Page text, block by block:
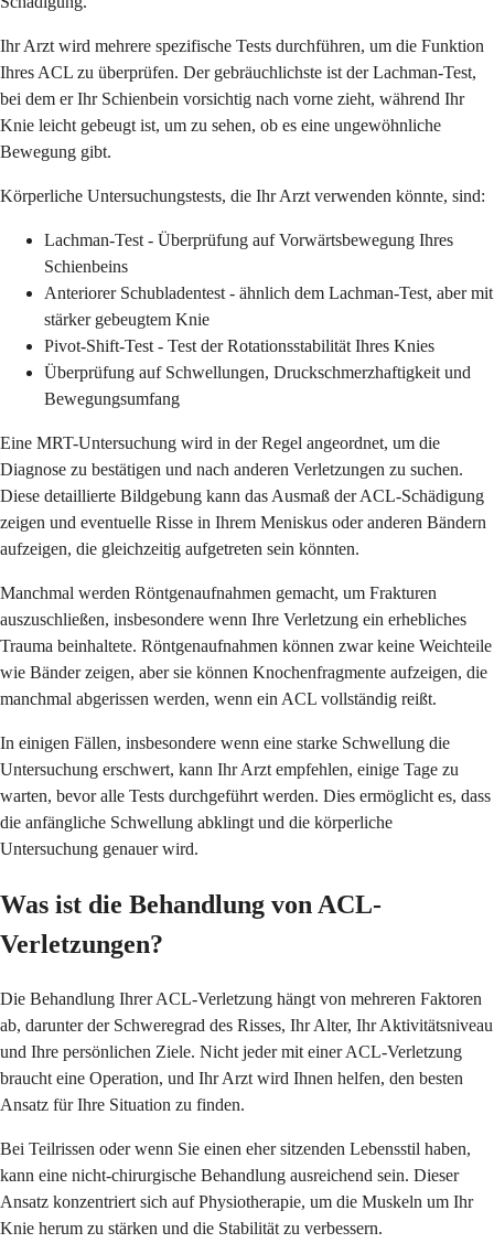
Ihr Arzt wird mehrere spezifische Tests durchführen, um die Funktion
Ihres ACL zu überprüfen. Der gebräuchlichste ist der Lachman-Test,
bei dem er Ihr Schienbein vorsichtig nach vorne zieht, während Ihr
Knie leicht gebeugt ist, um zu sehen, ob es eine ungewöhnliche
Bewegung gibt.
Körperliche Untersuchungstests, die Ihr Arzt verwenden könnte, sind:
Lachman-Test - Überprüfung auf Vorwärtsbewegung Ihres
Schienbeins
Anteriorer Schubladentest - ähnlich dem Lachman-Test, aber mit
stärker gebeugtem Knie
Pivot-Shift-Test - Test der Rotationsstabilität Ihres Knies
Überprüfung auf Schwellungen, Druckschmerzhaftigkeit und
Bewegungsumfang
Eine MRT-Untersuchung wird in der Regel angeordnet, um die
Diagnose zu bestätigen und nach anderen Verletzungen zu suchen.
Diese detaillierte Bildgebung kann das Ausmaß der ACL-Schädigung
zeigen und eventuelle Risse in Ihrem Meniskus oder anderen Bändern
aufzeigen, die gleichzeitig aufgetreten sein könnten.
Manchmal werden Röntgenaufnahmen gemacht, um Frakturen
auszuschließen, insbesondere wenn Ihre Verletzung ein erhebliches
Trauma beinhaltete. Röntgenaufnahmen können zwar keine Weichteile
wie Bänder zeigen, aber sie können Knochenfragmente aufzeigen, die
manchmal abgerissen werden, wenn ein ACL vollständig reißt.
In einigen Fällen, insbesondere wenn eine starke Schwellung die
Untersuchung erschwert, kann Ihr Arzt empfehlen, einige Tage zu
warten, bevor alle Tests durchgeführt werden. Dies ermöglicht es, dass
die anfängliche Schwellung abklingt und die körperliche
Untersuchung genauer wird.
Was ist die Behandlung von ACL-
Verletzungen?
Die Behandlung Ihrer ACL-Verletzung hängt von mehreren Faktoren
ab, darunter der Schweregrad des Risses, Ihr Alter, Ihr Aktivitätsniveau
und Ihre persönlichen Ziele. Nicht jeder mit einer ACL-Verletzung
braucht eine Operation, und Ihr Arzt wird Ihnen helfen, den besten
Ansatz für Ihre Situation zu finden.
Bei Teilrissen oder wenn Sie einen eher sitzenden Lebensstil haben,
kann eine nicht-chirurgische Behandlung ausreichend sein. Dieser
Ansatz konzentriert sich auf Physiotherapie, um die Muskeln um Ihr
Knie herum zu stärken und die Stabilität zu verbessern.